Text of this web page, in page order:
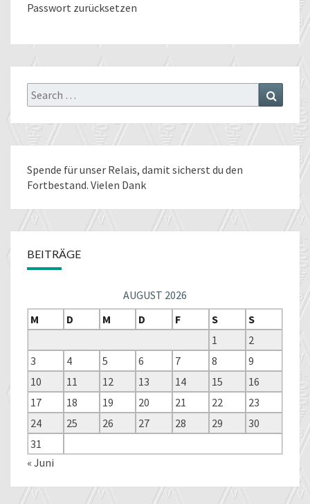
Passwort zurücksetzen
Search
for:
Spende für unser Relais, damit sicherst du den
Fortbestand. Vielen Dank
BEITRÄGE
AUGUST 2026
M
D M D F S
S
1
2
3
4 5 6 7 8
9
10
11 12 13 14 15
16
17
18 19 20 21 22
23
24
25 26 27 28 29
30
31
« Juni